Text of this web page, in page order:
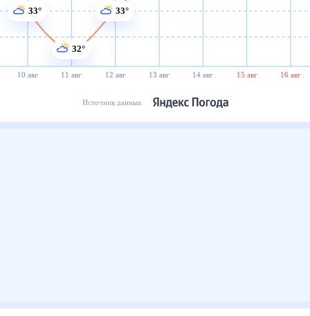
10 авг 11 авг 12 авг 13 авг 14 авг 15 авг 16 авг
33°
32°
33°
Источник данных